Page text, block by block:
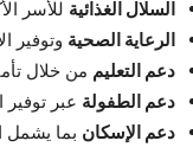
السلال الغذائية للأسر
الرعاية الصحية وتوفير
دعم التعليم من خلال
دعم الطفولة عبر
دعم الإسكان بما يشمل